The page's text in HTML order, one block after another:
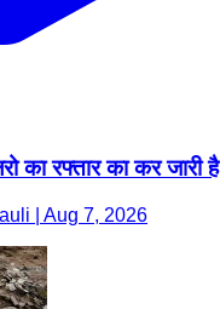
का रफ्तार का कर जारी है
| Aug 7, 2026